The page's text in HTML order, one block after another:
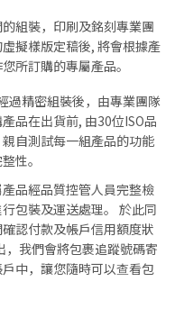
的組裝，印刷及銘刻專業團
擬樣版定稿後, 將會根據產
所訂購的專屬產品。
過精密組裝後，由專業團隊
品在出貨前, 由30位ISO品
自測試每一組產品的功能
性。
品經品質控管人員完整檢
包裝及運送處理。 於此同
認付款及帳戶信用額度狀
，我們會將包裹追蹤號碼寄
中，讓您隨時可以查看包